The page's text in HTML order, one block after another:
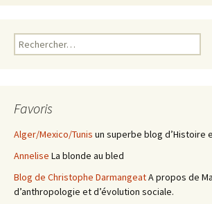
Rechercher :
Favoris
Alger/Mexico/Tunis un superbe blog d’Histoire
Annelise La blonde au bled
Blog de Christophe DarmangeatA propos de
d’anthropologie et d’évolution sociale.